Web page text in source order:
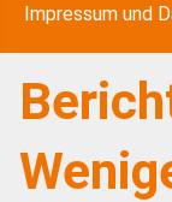
Impressum und